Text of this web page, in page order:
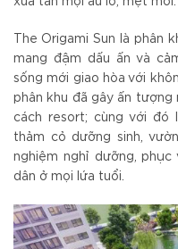
The Origami Sun là phân
mang đậm dấu ấn và
sống mới giao hòa với
phân khu đã gây ấn
cách resort; cùng với đó
thảm cỏ dưỡng sinh,
nghiệm nghỉ dưỡng,
dân ở mọi lứa tuổi.